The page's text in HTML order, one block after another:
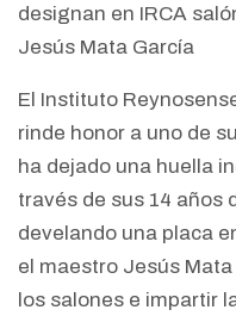
designan en IRCA
Jesús Mata García
El Instituto
rinde honor a uno de
ha dejado una huella
través de sus 14 años
develando una placa
el maestro Jesús
los salones e impartir